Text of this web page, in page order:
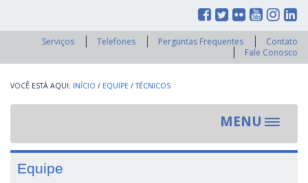
Serviços Telefones Perguntas Frequentes
Contato
Fale Conosco
INÍCIO / EQUIPE / TÉCNICOS
MENU
Toggle
Equipe